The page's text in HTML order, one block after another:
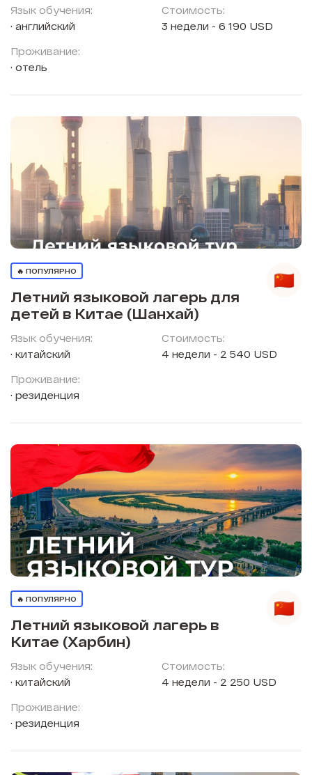
Язык обучения:
английский
Проживание:
отель
Стоимость:
3 недели - 6 190 USD
🔥 ПОПУЛЯРНО
Летний языковой лагерь для
детей в Китае (Шанхай)
Язык обучения:
китайский
Проживание:
резиденция
Стоимость:
4 недели - 2 540 USD
🔥 ПОПУЛЯРНО
Летний языковой лагерь в
Китае (Харбин)
Язык обучения:
китайский
Проживание:
резиденция
Стоимость:
4 недели - 2 250 USD